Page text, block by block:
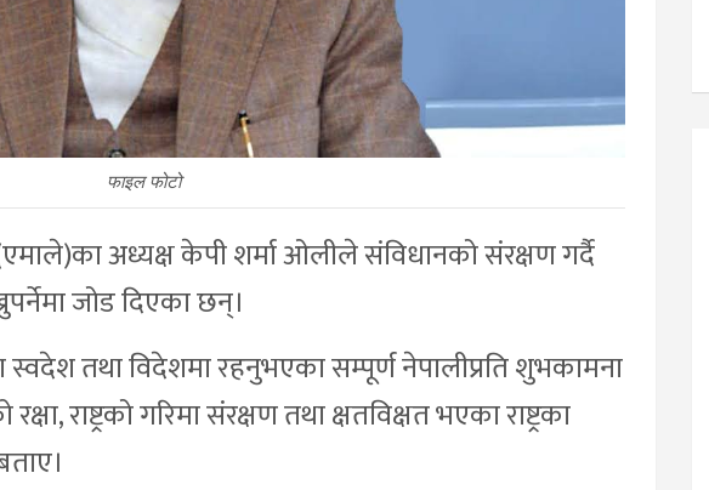
फाइल फोटो
(एमाले)का अध्यक्ष केपी शर्मा ओलीले संविधानको संरक्षण गर्दै
जोड दिएका छन्।
स्वदेश तथा विदेशमा रहनुभएका सम्पूर्ण नेपालीप्रति शुभकामना
राष्ट्रको गरिमा संरक्षण तथा क्षतविक्षत भएका राष्ट्रका